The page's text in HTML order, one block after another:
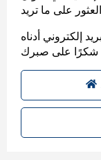
إلكتروني أدناه